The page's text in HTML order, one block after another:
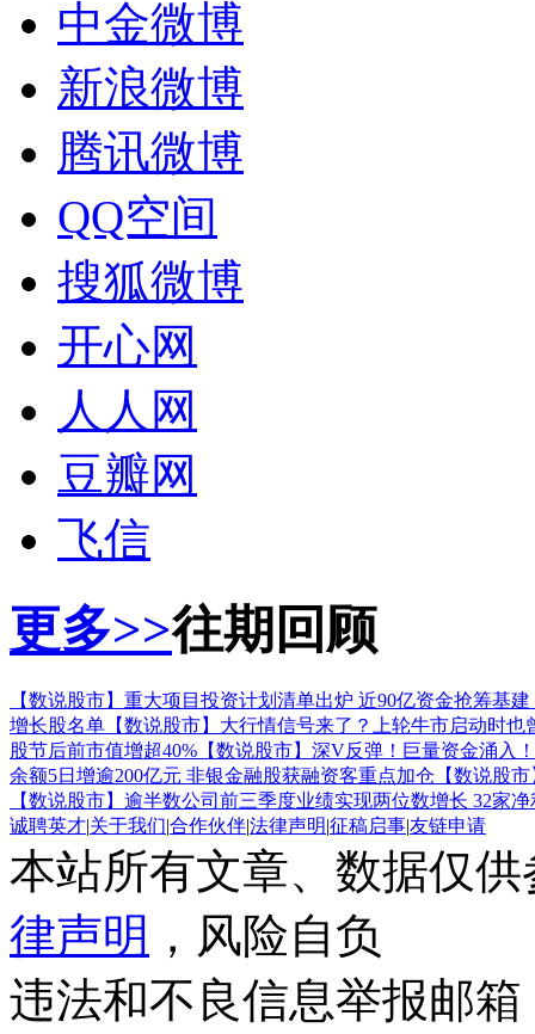
中金微博
新浪微博
腾讯微博
QQ空间
搜狐微博
开心网
人人网
豆瓣网
飞信
更多>>往期回顾
【数说股市】重大项目投资计划清单出炉 近90亿资金抢筹基
增长股名单 【数说股市】大行情信号来了？上轮牛市启动时
股节后前市值增超40% 【数说股市】深V反弹！巨量资金涌入
余额5日增逾200亿元 非银金融股获融资客重点加仓 【数说股
【数说股市】逾半数公司前三季度业绩实现两位数增长 32家
诚聘英才|关于我们|合作伙伴|法律声明|征稿启事|友链申请
本站所有文章、数据仅
律声明 ，风险自负
违法和不良信息举报邮箱